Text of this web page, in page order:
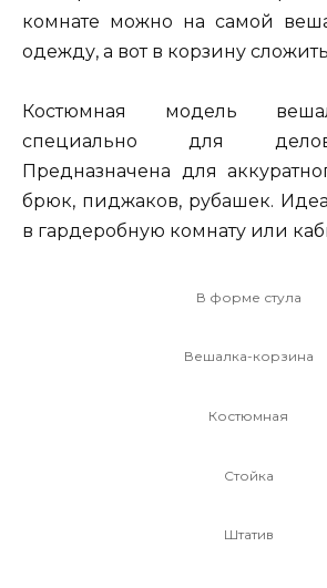
комнате можно на самой
одежду, а вот в корзину
Костюмная модель
специально для
Предназначена для
брюк, пиджаков, рубашек.
в гардеробную комнату или
В форме стула
Вешалка-корзина
Костюмная
Стойка
Штатив